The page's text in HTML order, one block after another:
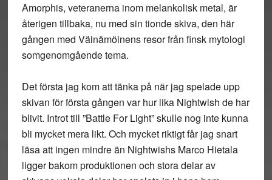
Amorphis, veteranerna inom melankolisk metal, är
återigen tillbaka, nu med sin tionde skiva, den här
gången med Väinämöinens resor från finsk mytologi
somgenomgående tema.
Det första jag kom att tänka på när jag spelade upp
skivan för första gången var hur lika Nightwish de har
blivit. Introt till ”Battle For Light” skulle nog inte kunna
bli mycket mera likt. Och mycket riktigt får jag snart
läsa att ingen mindre än Nightwishs Marco Hietala
ligger bakom produktionen och stora delar av